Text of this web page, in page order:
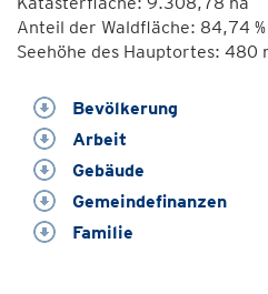
Anteil der Waldfläche: 84,74 %
Seehöhe des Hauptortes: 480
Bevölkerung
Arbeit
Gebäude
Gemeindefinanzen
Familie